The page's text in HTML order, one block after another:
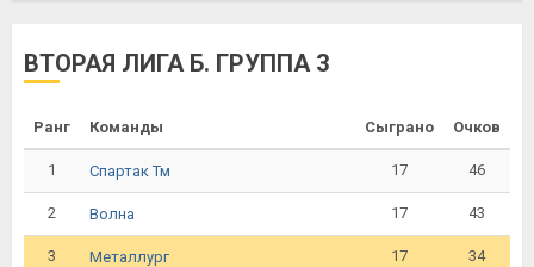
ВТОРАЯ ЛИГА Б. ГРУППА 3
Ранг Команды Сыграно Очков
1 Спартак Тм 17 46
2 Волна 17 43
3 Металлург 17 34